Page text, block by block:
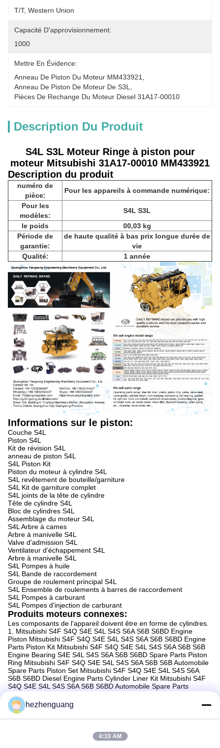
T/T, Western Union
Capacité D'approvisionnement:
1000
Mettre En Évidence:
Anneau De Piston Du Moteur MM433921
Anneau De Piston De Moteur De S3L
Pièces De Rechange Du Moteur Diesel 31A17-00010
Description Du Produit
S4L S3L Moteur Ringe à piston pour
moteur Mitsubishi 31A17-00010 MM433921
Description du produit
numéro de
pièce:
Pour les appareils à commande numérique:
Pour les
modèles:
S4L S3L
le poids
00,03 kg
Période de
garantie:
de haute qualité à bas prix longue durée de
vie
Qualité:
1 année
Informations sur le piston:
Couche S4L
Piston S4L
Kit de révision S4L
anneau de piston S4L
S4L Piston Kit
Piston du moteur à cylindre S4L
S4L revêtement de bouteille/garniture
S4L Kit de garniture complet
S4L joints de la tête de cylindre
Tête de cylindre S4L
Bloc de cylindres S4L
Assemblage du moteur S4L
S4L Arbre à cames
Arbre à manivelle S4L
Valve d'admission S4L
Ventilateur d'échappement S4L
Arbre à manivelle S4L
S4L Pompes à huile
S4L Bande de raccordement
Groupe de roulement principal S4L
S4L Ensemble de roulements à barres de raccordement
S4L Pompes à carburant
S4L Pompes d'injection de carburant
Produits moteurs connexes:
Les composants de l'appareil doivent être en forme de cylindres.
1. Mitsubishi S4F S4Q S4E S4L S4S S6A S6B S6BD Engine
Piston Mitsubishi S4F S4Q S4E S4L S4S S6A S6B S6BD Engine
Parts Piston Kit Mitsubishi S4F S4Q S4E S4L S4S S6A S6B S6B
Engine Bearing S4E S4L S4S S6A S6B S6BD Spare Parts Piston
Ring Mitsubishi S4F S4Q S4E S4L S4S S6A S6B S6B Automobile
Spare Parts Piston Set Mitsubishi S4F S4Q S4E S4L S4S S6A
S6B S6BD Diesel Engine Parts Cylinder Liner Kit Mitsubishi S4F
S4Q S4E S4L S4S S6A S6B S6BD Automobile Spare Parts
hezhenguang
4:10 AM